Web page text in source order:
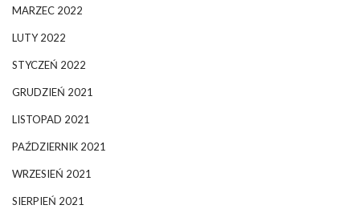
MARZEC 2022
LUTY 2022
STYCZEŃ 2022
GRUDZIEŃ 2021
LISTOPAD 2021
PAŹDZIERNIK 2021
WRZESIEŃ 2021
SIERPIEŃ 2021